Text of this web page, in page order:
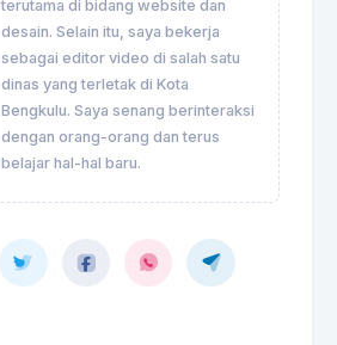
terutama di bidang website dan
desain. Selain itu, saya bekerja
sebagai editor video di salah satu
dinas yang terletak di Kota
Bengkulu. Saya senang berinteraksi
dengan orang-orang dan terus
belajar hal-hal baru.